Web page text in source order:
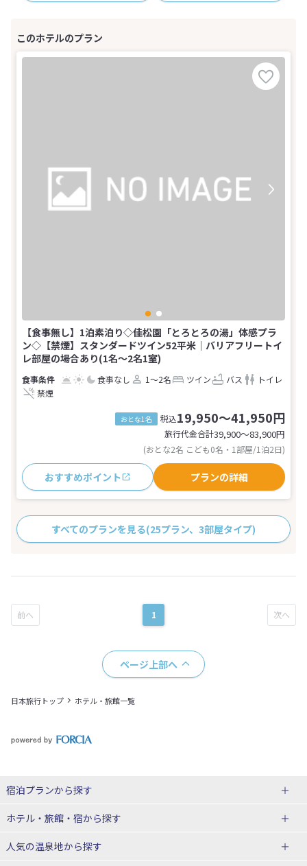
【食事無し】1泊素泊り◇佳松園「とろとろの湯」体感プラ
ン◇【禁煙】スタンダードツイン52平米｜バリアフリートイ
レ部屋の場合あり(1名～2名1室)
食事なし 1～2名 ツイン バス
トイレ
禁煙
おとな1名 税込19,950～41,950円
旅行代金合計39,900〜83,900円
(おとな2名 こども0名・1部屋/1泊2日)
おすすめポイント プランの詳細
すべてのプランを見る(25プラン、3部屋タイプ)
1
ページ上部へ
日本旅行トップ ホテル・旅館一覧
宿泊プランから探す
北海道
東北
ホテル・旅館・宿から探す
北海道ホテル・旅館
人気の温泉地から探す